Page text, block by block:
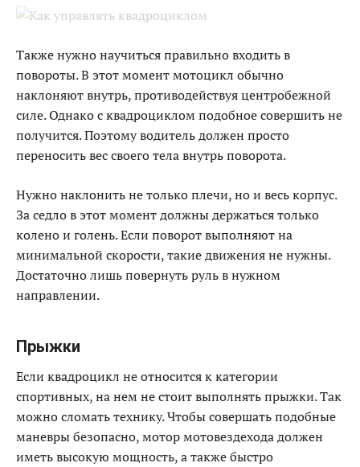
Также нужно научиться правильно входить в
повороты. В этот момент мотоцикл обычно
наклоняют внутрь, противодействуя центробежной
силе. Однако с квадроциклом подобное совершить не
получится. Поэтому водитель должен просто
переносить вес своего тела внутрь поворота.
Нужно наклонить не только плечи, но и весь корпус.
За седло в этот момент должны держаться только
колено и голень. Если поворот выполняют на
минимальной скорости, такие движения не нужны.
Достаточно лишь повернуть руль в нужном
направлении.
Прыжки
Если квадроцикл не относится к категории
спортивных, на нем не стоит выполнять прыжки. Так
можно сломать технику. Чтобы совершать подобные
маневры безопасно, мотор мотовездехода должен
иметь высокую мощность, а также быстро